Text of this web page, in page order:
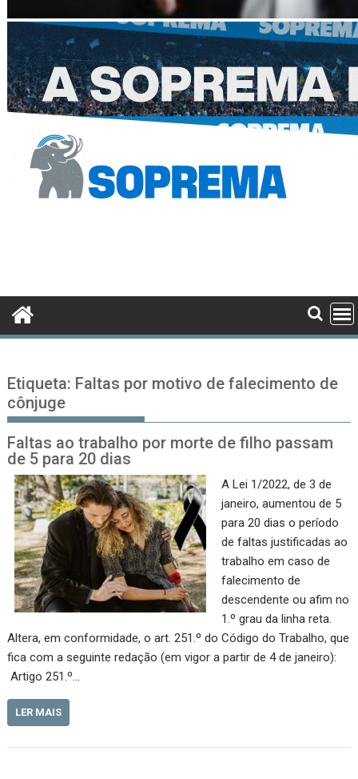
Etiqueta: Faltas por motivo de falecimento de
cônjuge
Faltas ao trabalho por morte de filho passam
de 5 para 20 dias
A Lei 1/2022, de 3 de
janeiro, aumentou de 5
para 20 dias o período
de faltas justificadas ao
trabalho em caso de
falecimento de
descendente ou afim no
1.º grau da linha reta.
Altera, em conformidade, o art. 251.º do Código do Trabalho, que
fica com a seguinte redação (em vigor a partir de 4 de janeiro):
Artigo 251.º…
LER MAIS